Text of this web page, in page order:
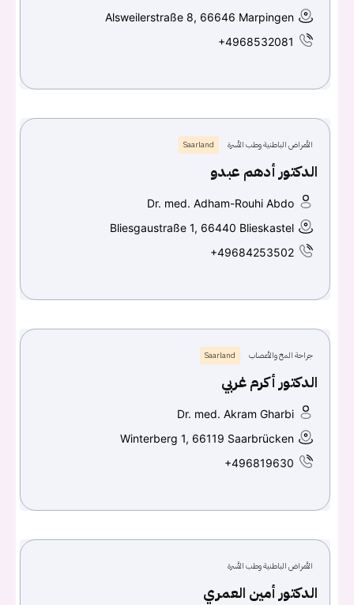
Alsweilerstraße 8, 66646 Marpingen
+4968532081
الأمراض الباطنية وطب الأسرة Saarland
الدكتور أدهم عبدو
Dr. med. Adham-Rouhi Abdo
Bliesgaustraße 1, 66440 Blieskastel
+49684253502
جراحة المخ والأعصاب Saarland
الدكتور أكرم غربي
Dr. med. Akram Gharbi
Winterberg 1, 66119 Saarbrücken
+496819630
الأمراض الباطنية وطب الأسرة
الدكتور أمين العمري